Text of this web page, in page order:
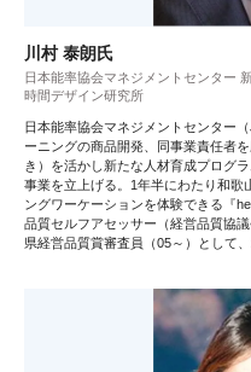
川村 泰朗氏
日本能率協会マネジメントセンター
時間デザイン研究所
日本能率協会マネジメントセンター
ーニングの商品開発、同事業責任者
き）を活かし新たな人材育成プログ
事業を立上げる。1年半にわたり和歌
ングワーケーションを体験できる『
品質セルフアセッサー（経営品質協
県経営品質賞審査員（05～）として